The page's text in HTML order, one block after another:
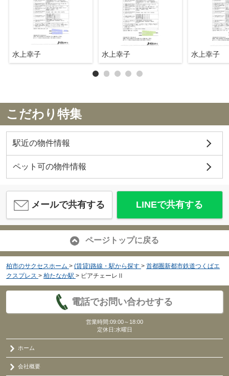
水上幸子 水上幸子 水上幸子
こだわり特集
駅近の物件情報
ペット可の物件情報
メールで共有する LINEで共有する
ページトップに戻る
柏市のサクセスホーム > (賃貸)路線・駅から探す > 首都圏新都市鉄道つくばエ
クスプレス > 柏たなか駅 > ピアチェーレⅡ
電話でお問い合わせする
営業時間:09:00～18:00
定休日:水曜日
ホーム
会社概要